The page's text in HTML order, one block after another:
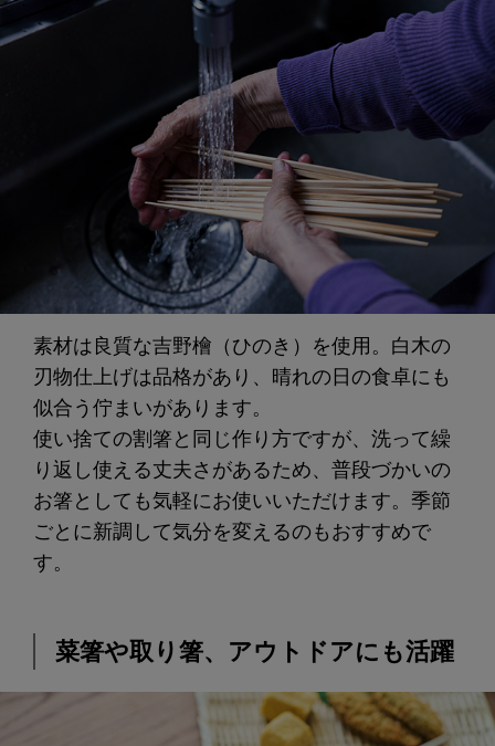
素材は良質な吉野檜（ひのき）を使用。白木の
刃物仕上げは品格があり、晴れの日の食卓にも
似合う佇まいがあります。
使い捨ての割箸と同じ作り方ですが、洗って繰
り返し使える丈夫さがあるため、普段づかいの
お箸としても気軽にお使いいただけます。季節
ごとに新調して気分を変えるのもおすすめで
す。
菜箸や取り箸、アウトドアにも活躍